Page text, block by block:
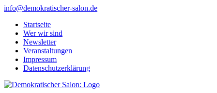
Zum
springen
info@demokratischer-salon.de
Startseite
Wer wir sind
Newsletter
Veranstaltungen
Impressum
Datenschutzerklärung